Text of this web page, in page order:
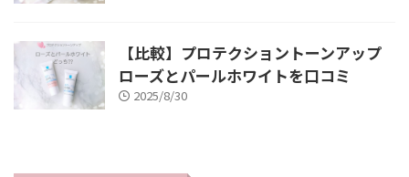
【比較】プロテクショントーンアップ
ローズとパールホワイトを口コミ
2025/8/30